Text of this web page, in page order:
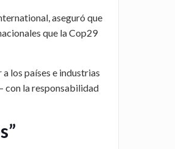
aseguró que
que la Cop29
los países e industrias
con la responsabilidad